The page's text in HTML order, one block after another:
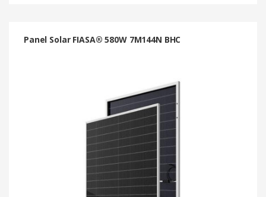
Panel Solar FIASA® 580W 7M144N BHC